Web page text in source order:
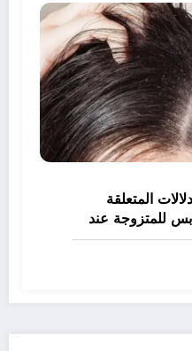
المتعلقة
للمتزوجة عند